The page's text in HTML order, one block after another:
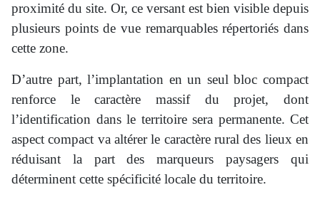
proximité du site. Or, ce versant est bien visible depuis
plusieurs points de vue remarquables répertoriés dans
cette zone.
D’autre part, l’implantation en un seul bloc compact
renforce le caractère massif du projet, dont
l’identification dans le territoire sera permanente. Cet
aspect compact va altérer le caractère rural des lieux en
réduisant la part des marqueurs paysagers qui
déterminent cette spécificité locale du territoire.